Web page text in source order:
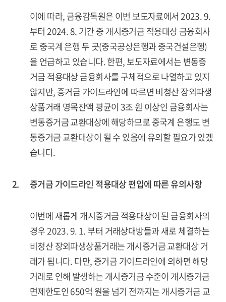
이에 따라, 금융감독원은 이번 보도자료에서 2023. 9.
부터 2024. 8. 기간 중 개시증거금 적용대상 금융회사
로 중국계 은행 두 곳(중국공상은행과 중국건설은행)
을 언급하고 있습니다. 한편, 보도자료에서는 변동증
거금 적용대상 금융회사를 구체적으로 나열하고 있지
않지만, 증거금 가이드라인에 따르면 비청산 장외파생
상품거래 명목잔액 평균이 3조 원 이상인 금융회사는
변동증거금 교환대상에 해당하므로 중국계 은행도 변
동증거금 교환대상이 될 수 있음에 유의할 필요가 있겠
습니다.
2. 증거금 가이드라인 적용대상 편입에 따른 유의사항
이번에 새롭게 개시증거금 적용대상이 된 금융회사의
경우 2023. 9. 1. 부터 거래상대방들과 새로 체결하는
비청산 장외파생상품거래는 개시증거금 교환대상 거
래가 됩니다. 다만, 증거금 가이드라인에 의하면 해당
거래로 인해 발생하는 개시증거금 수준이 개시증거금
면제한도인 650억 원을 넘기 전까지는 개시증거금 교